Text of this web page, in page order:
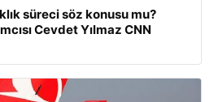
süreci söz konusu mu?
Cevdet Yılmaz CNN